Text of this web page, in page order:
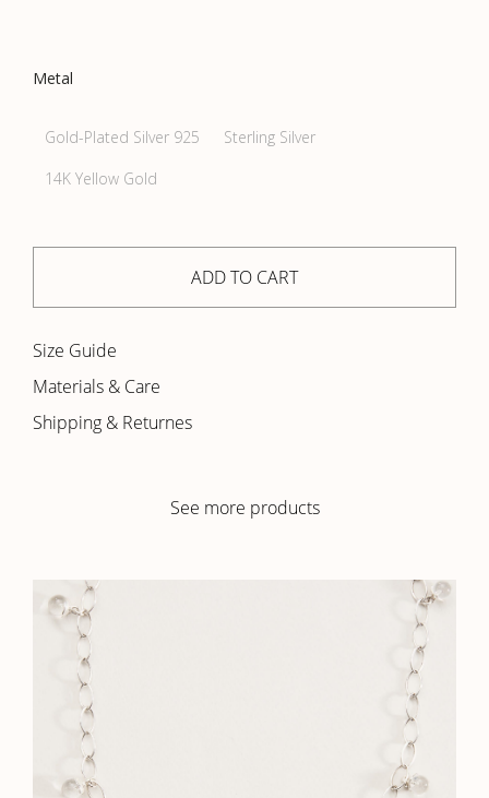
Metal
Gold-Plated Silver 925
Sterling Silver
14K Yellow Gold
ADD TO CART
Size Guide
Materials & Care
Shipping & Returnes
See more products